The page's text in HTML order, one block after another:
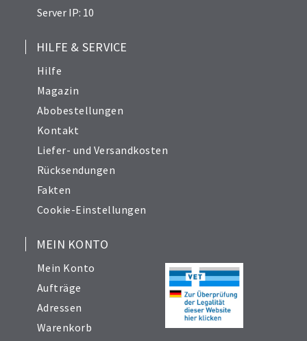
Server IP: 10
HILFE & SERVICE
Hilfe
Magazin
Abobestellungen
Kontakt
Liefer- und Versandkosten
Rücksendungen
Fakten
Cookie-Einstellungen
MEIN KONTO
Mein Konto
Aufträge
Adressen
Warenkorb